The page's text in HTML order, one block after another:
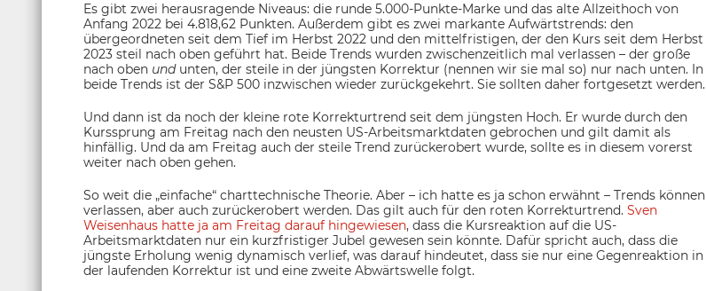
Es gibt zwei herausragende Niveaus: die runde 5.000-Punkte-Marke und das alte Allzeithoch von
Anfang 2022 bei 4.818,62 Punkten. Außerdem gibt es zwei markante Aufwärtstrends: den
übergeordneten seit dem Tief im Herbst 2022 und den mittelfristigen, der den Kurs seit dem Herbst
2023 steil nach oben geführt hat. Beide Trends wurden zwischenzeitlich mal verlassen – der große
nach oben undunten, der steile in der jüngsten Korrektur (nennen wir sie mal so) nur nach unten. In
beide Trends ist der S&P 500 inzwischen wieder zurückgekehrt. Sie sollten daher fortgesetzt werden.
Und dann ist da noch der kleine rote Korrekturtrend seit dem jüngsten Hoch. Er wurde durch den
Kurssprung am Freitag nach den neusten US-Arbeitsmarktdaten gebrochen und gilt damit als
hinfällig. Und da am Freitag auch der steile Trend zurückerobert wurde, sollte es in diesem vorerst
weiter nach oben gehen.
So weit die „einfache“ charttechnische Theorie. Aber – ich hatte es ja schon erwähnt – Trends können
verlassen, aber auch zurückerobert werden. Das gilt auch für den roten Korrekturtrend. Sven
Weisenhaus hatte ja am Freitag darauf hingewiesen, dass die Kursreaktion auf die US-
Arbeitsmarktdaten nur ein kurzfristiger Jubel gewesen sein könnte. Dafür spricht auch, dass die
jüngste Erholung wenig dynamisch verlief, was darauf hindeutet, dass sie nur eine Gegenreaktion in
der laufenden Korrektur ist und eine zweite Abwärtswelle folgt.